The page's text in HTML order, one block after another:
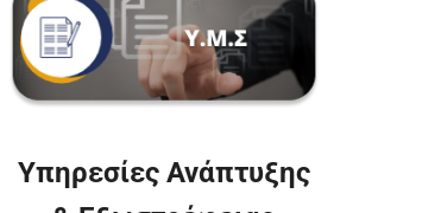
Υπηρεσίες Ανάπτυξης